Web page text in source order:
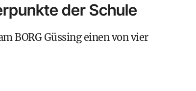
der Schule
BORG Güssing einen von vier